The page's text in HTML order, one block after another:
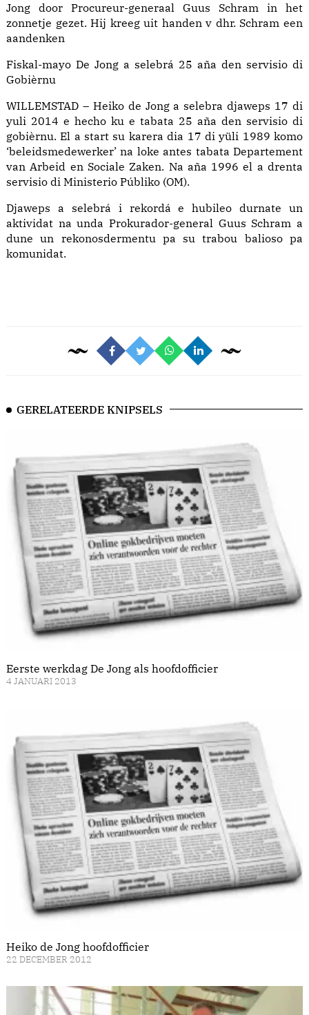
Jong door Procureur-generaal Guus Schram in het
zonnetje gezet. Hij kreeg uit handen v dhr. Schram een
aandenken
Fiskal-mayo De Jong a selebrá 25 aña den servisio di
Gobièrnu
WILLEMSTAD – Heiko de Jong a selebra djaweps 17 di
yuli 2014 e hecho ku e tabata 25 aña den servisio di
gobièrnu. El a start su karera dia 17 di yüli 1989 komo
‘beleidsmedewerker’ na loke antes tabata Departement
van Arbeid en Sociale Zaken. Na aña 1996 el a drenta
servisio di Ministerio Públiko (OM).
Djaweps a selebrá i rekordá e hubileo durnate un
aktividat na unda Prokurador-general Guus Schram a
dune un rekonosdermentu pa su trabou balioso pa
komunidat.
GERELATEERDE KNIPSELS
Eerste werkdag De Jong als hoofdofficier
4 JANUARI 2013
Heiko de Jong hoofdofficier
22 DECEMBER 2012